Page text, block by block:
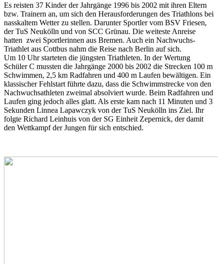
Es reisten 37 Kinder der Jahrgänge 1996 bis 2002 mit ihren Eltern
bzw. Trainern an, um sich den Herausforderungen des Triathlons bei
nasskaltem Wetter zu stellen. Darunter Sportler vom BSV Friesen,
der TuS Neukölln und von SCC Grünau. Die weiteste Anreise
hatten zwei Sportlerinnen aus Bremen. Auch ein Nachwuchs-
Triathlet aus Cottbus nahm die Reise nach Berlin auf sich.
Um 10 Uhr starteten die jüngsten Triathleten. In der Wertung
Schüler C mussten die Jahrgänge 2000 bis 2002 die Strecken 100 m
Schwimmen, 2,5 km Radfahren und 400 m Laufen bewältigen. Ein
klassischer Fehlstart führte dazu, dass die Schwimmstrecke von den
Nachwuchsathleten zweimal absolviert wurde. Beim Radfahren und
Laufen ging jedoch alles glatt. Als erste kam nach 11 Minuten und 3
Sekunden Linnea Lapawczyk von der TuS Neukölln ins Ziel. Ihr
folgte Richard Leinhuis von der SG Einheit Zepernick, der damit
den Wettkampf der Jungen für sich entschied.